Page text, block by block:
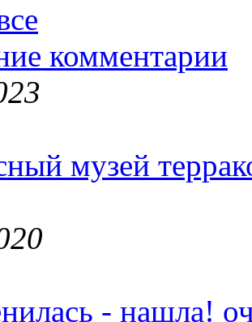
комментарии
музей
- нашла!